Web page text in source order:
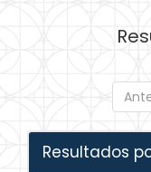
Resultados